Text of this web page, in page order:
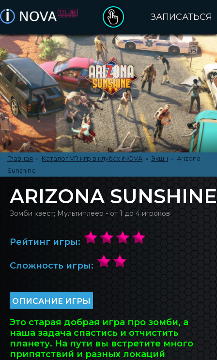
ДЕНЬ РОЖДЕНИЯ
ПОДАРОЧНЫЕ СЕРТИФИКАТЫ
ОПЛАТА ЗАКАЗА
ПРАВИЛА ПОСЕЩЕНИЯ
КАТАЛОГ VR ИГР
КЛУБЫ INOVA
БЛОГ INOVA
ОБРАТНАЯ СВЯЗЬ
ЗАПИСАТЬСЯ
ARIZONA SUNSHINE
Главная » Каталог VR игр в клубах iNOVA » Экшн » Arizona
Sunshine
Зомби квест; Мультиплеер - от 1 до 4 игроков
Рейтинг игры:
Сложность игры:
ОПИСАНИЕ ИГРЫ
Это старая добрая игра про зомби, а
наша задача спастись и отчистить
планету. На пути вы встретите много
припятствий и разных локаций